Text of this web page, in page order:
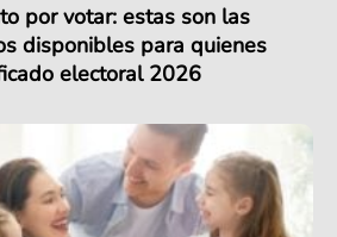
por votar: estas son las
disponibles para quienes
electoral 2026